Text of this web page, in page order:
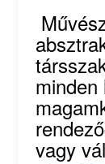
vagy